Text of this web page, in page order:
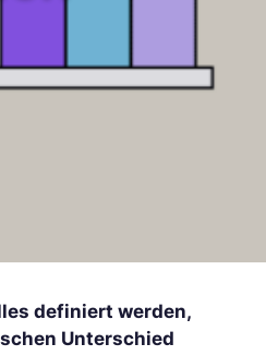
definiert werden,
Unterschied